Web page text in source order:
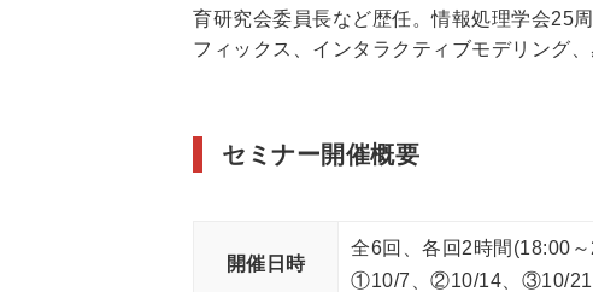
育研究会委員長など歴任。情報処理学会25
フィックス、インタラクティブモデリング
セミナー開催概要
開催日時
全6回、各回2時間(18:00
①10/7、②10/14、③10/